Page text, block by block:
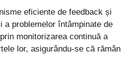
eficiente de feedback și
problemelor întâmpinate de
monitorizarea continuă a
lor, asigurându-se că rămân